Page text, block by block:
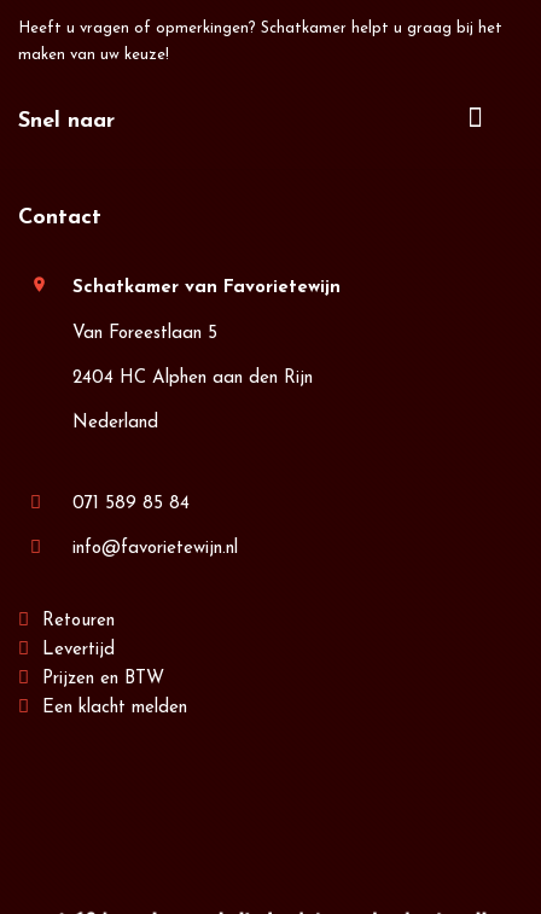
Heeft u vragen of opmerkingen? Schatkamer helpt u graag bij het
maken van uw keuze!
Snel naar
Contact
location_on Schatkamer van Favorietewijn
Van Foreestlaan 5
2404 HC Alphen aan den Rijn
Nederland
071 589 85 84
info@favorietewijn.nl
Retouren
Levertijd
Prijzen en BTW
Een klacht melden